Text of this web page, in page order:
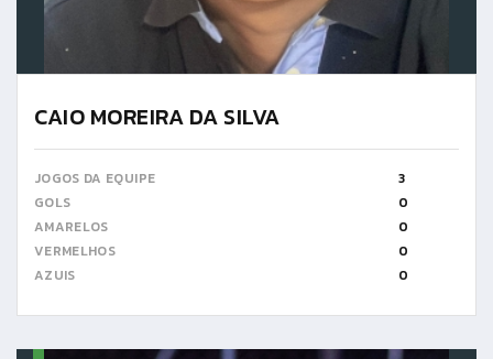
CAIO MOREIRA DA SILVA
JOGOS DA EQUIPE
3
GOLS
0
AMARELOS
0
VERMELHOS
0
AZUIS
0